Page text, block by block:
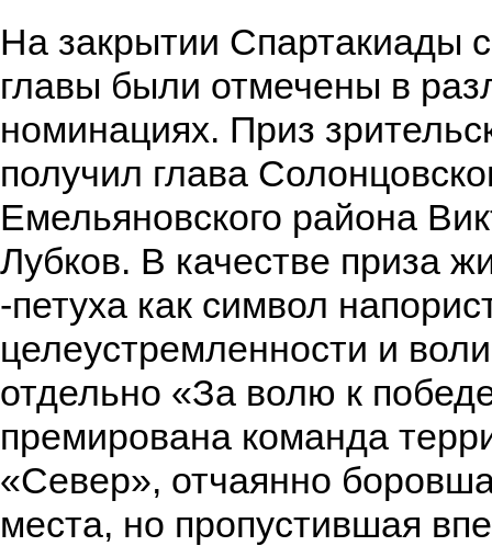
На закрытии Спартакиады
главы были отмечены в
номинациях. Приз
получил глава
Емельяновского района
Лубков. В качестве приза
-петуха как символ
целеустремленности и
отдельно «За волю к
премирована команда
«Север», отчаянно
места, но пропустившая